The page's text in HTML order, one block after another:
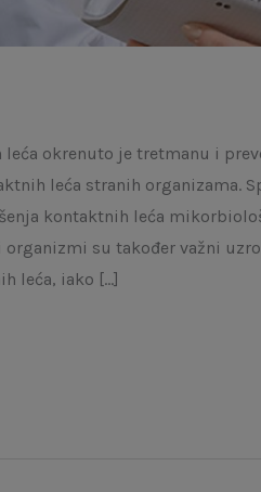
okrenuto je tretmanu i
leća stranih organizama.
kontaktnih leća
organizmi su također važni
leća, iako […]